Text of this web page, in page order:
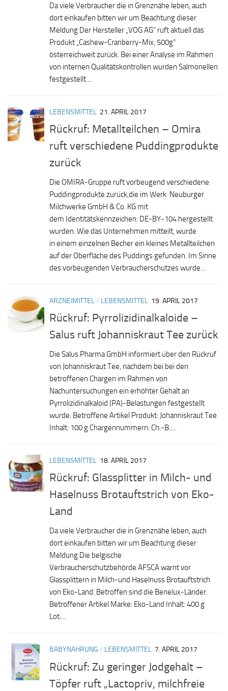
Da viele Verbraucher die in Grenznähe leben, auch
dort einkaufen bitten wir um Beachtung dieser
Meldung Der Hersteller „VOG AG“ ruft aktuell das
Produkt „Cashew-Cranberry-Mix, 500g“
österreichweit zurück. Bei einer Analyse im Rahmen
von internen Qualitätskontrollen wurden Salmonellen
festgestellt....
LEBENSMITTEL 21. APRIL 2017
Rückruf: Metallteilchen – Omira
ruft verschiedene Puddingprodukte
zurück
Die OMIRA-Gruppe ruft vorbeugend verschiedene
Puddingprodukte zurück,die im Werk Neuburger
Milchwerke GmbH & Co. KG mit
dem Identitätskennzeichen: DE-BY-104 hergestellt
wurden. Wie das Unternehmen mitteilt, wurde
in einem einzelnen Becher ein kleines Metallteilchen
auf der Oberfläche des Puddings gefunden. Im Sinne
des vorbeugenden Verbraucherschutzes wurde...
ARZNEIMITTEL/ LEBENSMITTEL 19. APRIL 2017
Rückruf: Pyrrolizidinalkaloide –
Salus ruft Johanniskraut Tee zurück
Die Salus Pharma GmbH informiert über den Rückruf
von Johanniskraut Tee, nachdem bei bei den
betroffenen Chargen im Rahmen von
Nachuntersuchungen ein erhöhter Gehalt an
Pyrrolizidinalkaloid (PA)-Belastungen festgestellt
wurde. Betroffene Artikel Produkt: Johanniskraut Tee
Inhalt: 100 g Chargennummern: Ch.-B.:...
LEBENSMITTEL 18. APRIL 2017
Rückruf: Glassplitter in Milch- und
Haselnuss Brotauftstrich von Eko-
Land
Da viele Verbraucher die in Grenznähe leben, auch
dort einkaufen bitten wir um Beachtung dieser
Meldung Die belgische
Verbraucherschutzbehörde AFSCA warnt vor
Glassplittern in Milch-und Haselnuss Brotauftstrich
von Eko-Land. Betroffen sind die Benelux-Länder.
Betroffener Artikel Marke: Eko-Land Inhalt: 400 g
Lot:...
BABYNAHRUNG / LEBENSMITTEL 7. APRIL 2017
Rückruf: Zu geringer Jodgehalt –
Töpfer ruft „Lactopriv, milchfreie